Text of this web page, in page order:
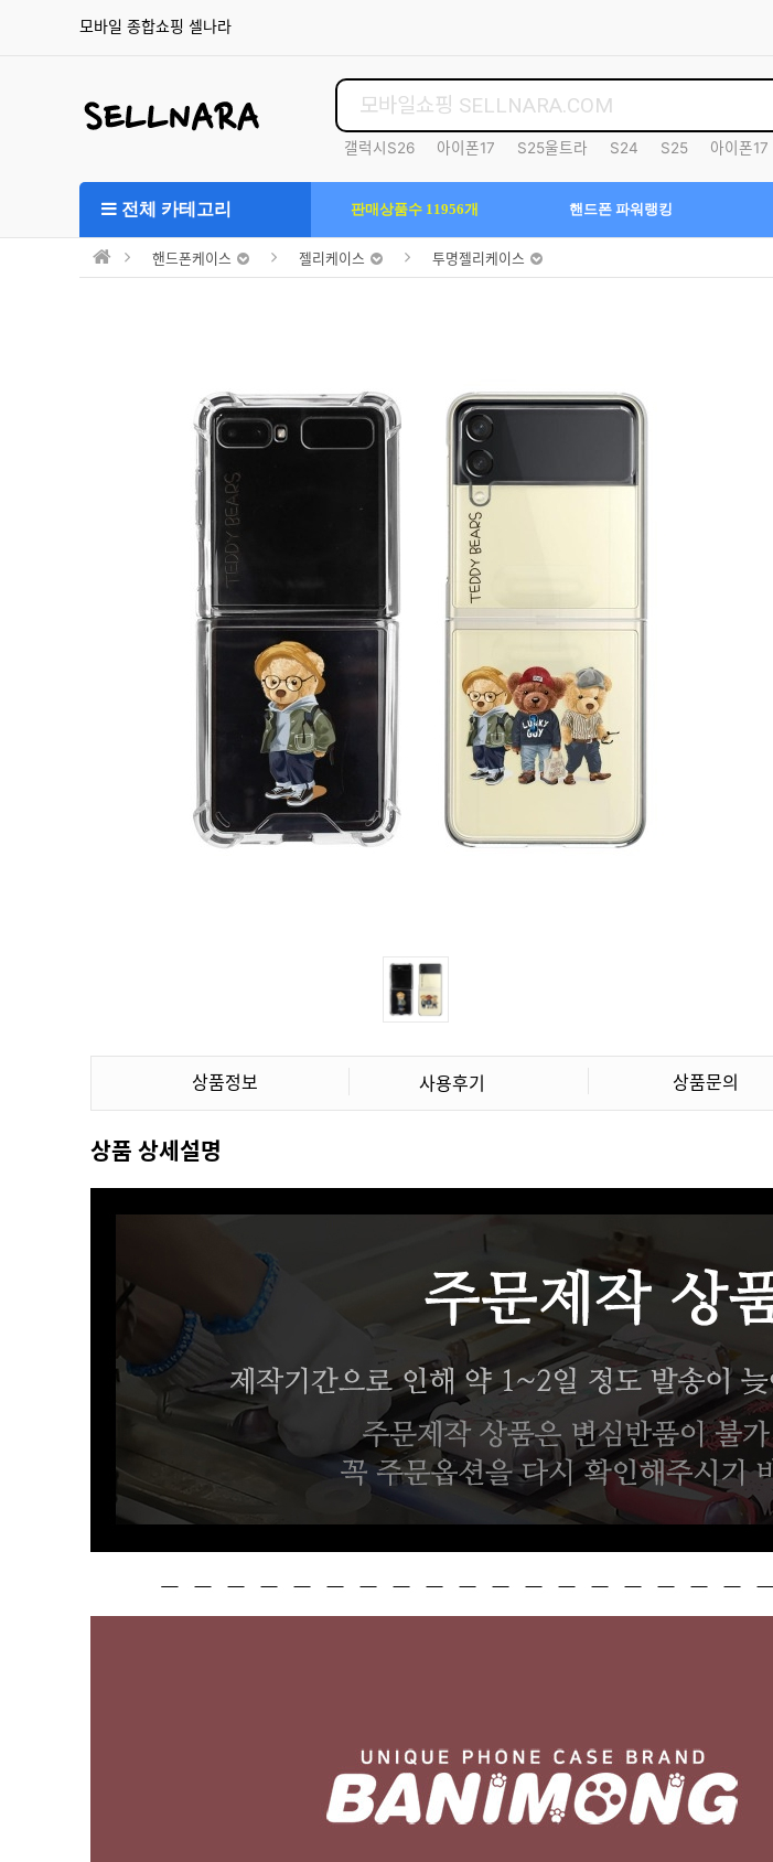
모바일 종합쇼핑 셀나라
갤럭시S26 아이폰17 S25울트라 S24 S25
아이폰17
전체 카테고리 판매상품수 11956개 핸드폰 파워랭킹
핸드폰케이스 젤리케이스 투명젤리케이스
상품정보 사용후기 상품문의
상품 상세설명